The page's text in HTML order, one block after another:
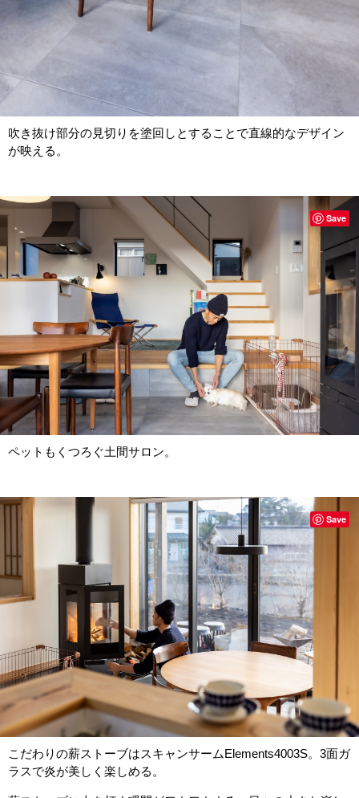
吹き抜け部分の見切りを塗回しとすることで直線的なデザイン
が映える。
ペットもくつろぐ土間サロン。
Save
こだわりの薪ストーブはスキャンサームElements4003S。3面ガ
ラスで炎が美しく楽しめる。
Save